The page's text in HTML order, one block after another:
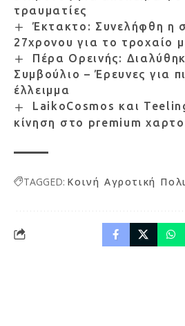
τραυματίες
Έκτακτο: Συνελήφθη η
27χρονου για το τροχαίο
Πέρα Ορεινής:
Συμβούλιο – Έρευνες για
έλλειμμα
LaikoCosmos και
κίνηση στο premium
TAGGED: Κοινή Αγροτική